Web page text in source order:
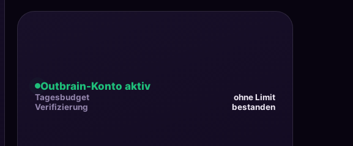
Outbrain-Konto aktiv
Tagesbudget
ohne Limit
Verifizierung
bestanden